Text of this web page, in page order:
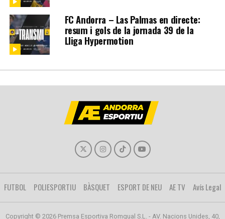
FC Andorra – Las Palmas en directe:
resum i gols de la jornada 39 de la
Lliga Hypermotion
FUTBOL POLIESPORTIU BÀSQUET ESPORT DE NEU AE TV Avís Legal
Copyright © 2026 Premsa Esportiva Romgual S.L. - AV. Nacions Unides, 40,